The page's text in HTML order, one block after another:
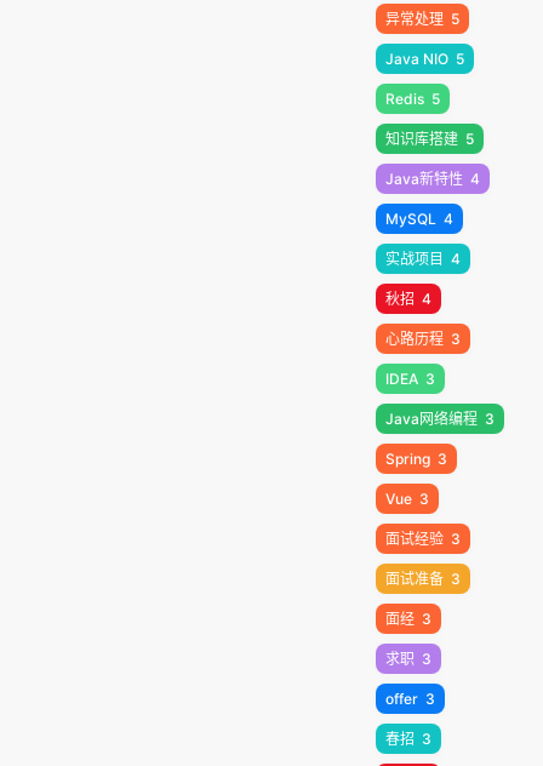
异常处理 5
Java NIO 5
Redis 5
知识库搭建 5
Java新特性 4
MySQL 4
实战项目 4
秋招 4
心路历程 3
IDEA 3
Java网络编程 3
Spring 3
Vue 3
面试经验 3
面试准备 3
面经 3
求职 3
offer 3
春招 3